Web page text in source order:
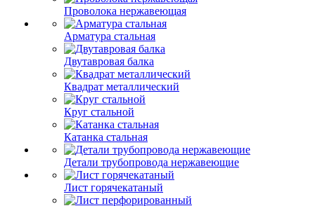
Проволока нержавеющая
Арматура стальная
Двутавровая балка
Квадрат металлический
Круг стальной
Катанка стальная
Детали трубопровода нержавеющие
Лист горячекатаный